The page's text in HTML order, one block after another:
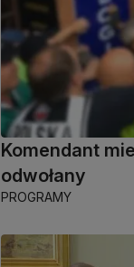
Komendant
odwołany
PROGRAMY